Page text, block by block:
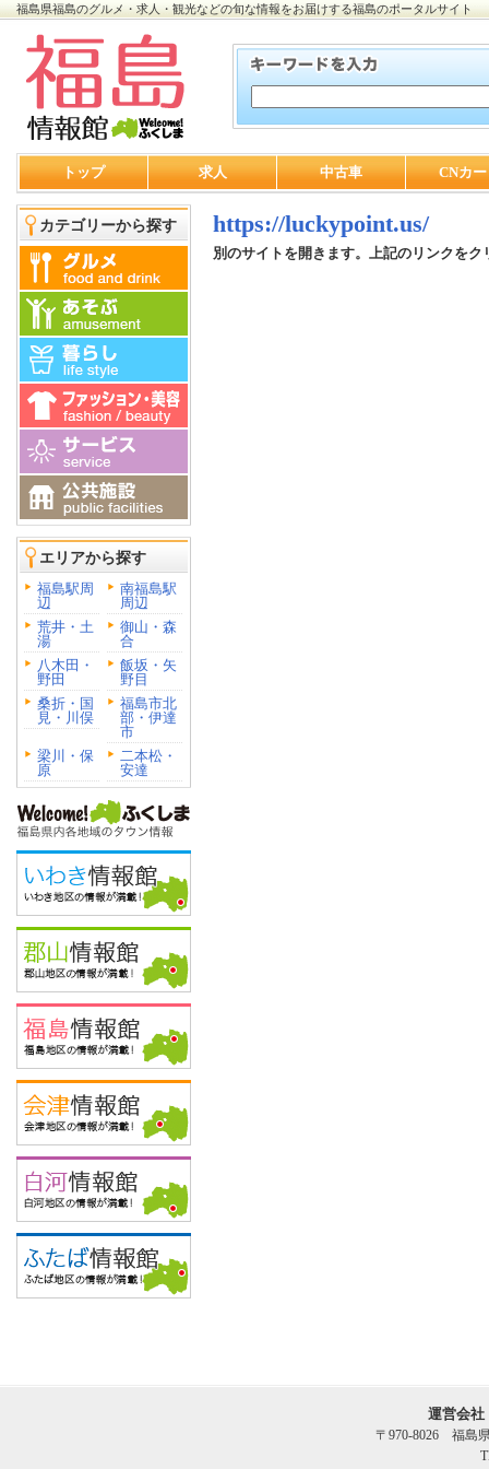
福島県福島のグルメ・求人・観光などの旬な情報をお届けする福島のポータルサイト
トップ 求人 中古車 CNカ
カテゴリーから探す
エリアから探す
福島駅周
辺
南福島駅
周辺
荒井・土
湯
御山・森
合
八木田・
野田
飯坂・矢
野目
桑折・国
見・川俣
福島市北
部・伊達
市
梁川・保
原
二本松・
安達
https://luckypoint.us/
別のサイトを開きます。上記のリンクをク
運営会
〒970-8026 福島